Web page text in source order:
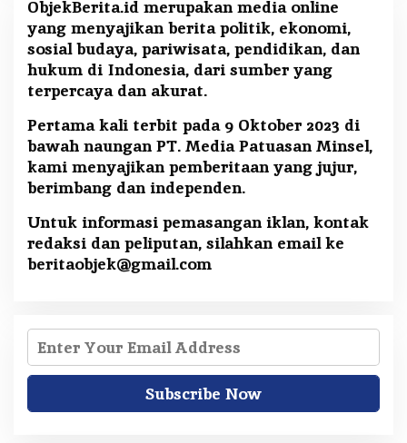
ObjekBerita.id merupakan media online
yang menyajikan berita politik, ekonomi,
sosial budaya, pariwisata, pendidikan, dan
hukum di Indonesia, dari sumber yang
terpercaya dan akurat.
Pertama kali terbit pada 9 Oktober 2023 di
bawah naungan PT. Media Patuasan Minsel,
kami menyajikan pemberitaan yang jujur,
berimbang dan independen.
Untuk informasi pemasangan iklan, kontak
redaksi dan peliputan, silahkan email ke
beritaobjek@gmail.com